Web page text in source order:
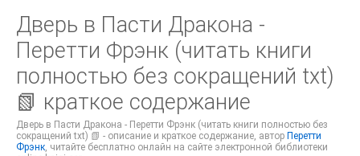
Дверь в Пасти Дракона -
Перетти Фрэнк (читать книги
полностью без сокращений txt)
📗 краткое содержание
Дверь в Пасти Дракона - Перетти Фрэнк (читать книги полностью без
сокращений txt) 📗 - описание и краткое содержание, автор Перетти
Фрэнк, читайте бесплатно онлайн на сайте электронной библиотеки